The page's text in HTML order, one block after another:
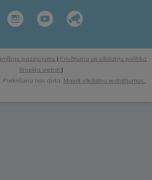
paziņojums | Privātuma un sīkdatņu politika
tīmekļa vietnē |
nav dota. Mainīt sīkdatņu iestatījumus.